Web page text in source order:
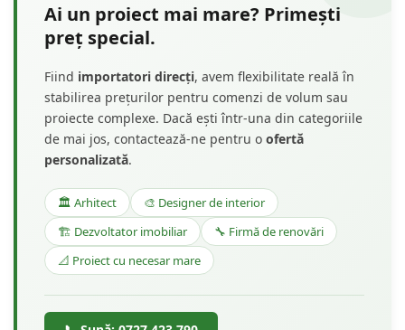
Ai un proiect mai mare? Primești
preț special.
Fiind importatori direcți, avem flexibilitate reală în
stabilirea prețurilor pentru comenzi de volum sau
proiecte complexe. Dacă ești într-una din categoriile
de mai jos, contactează-ne pentru o ofertă
personalizată.
🏛️ Arhitect
🎨 Designer de interior
🏗️ Dezvoltator imobiliar
🔧 Firmă de renovări
📐 Proiect cu necesar mare